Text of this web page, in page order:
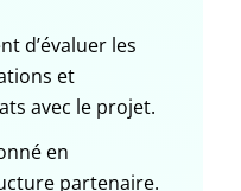
d’évaluer les
et
avec le projet.
en
partenaire.